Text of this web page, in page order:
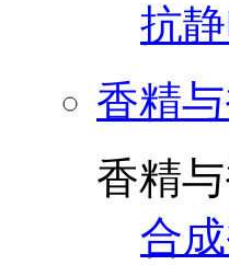
抗
香精
香精
合